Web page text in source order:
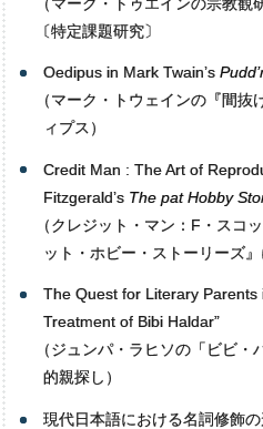
〔特定課題研究〕
Oedipus in Mark Twain’s
（マーク・トウェインの『間抜
ィプス）
Credit Man : The Art of
Fitzgerald’s The pat Hobby
（クレジット・マン：F・スコ
ット・ホビー・ストーリーズ
The Quest for Literary Parents
Treatment of Bibi Haldar”
（ジュンパ・ラヒソの「ビビ・
的親探し）
現代日本語における名詞修飾